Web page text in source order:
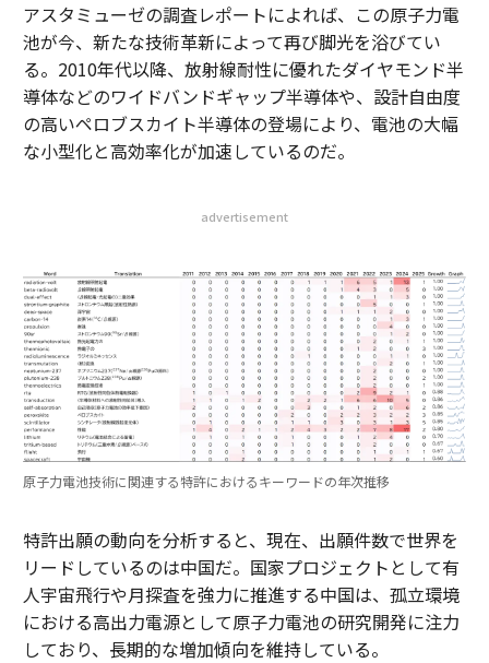
アスタミューゼの調査レポートによれば、この原子力電
池が今、新たな技術革新によって再び脚光を浴びてい
る。2010年代以降、放射線耐性に優れたダイヤモンド半
導体などのワイドバンドギャップ半導体や、設計自由度
の高いペロブスカイト半導体の登場により、電池の大幅
な小型化と高効率化が加速しているのだ。
advertisement
原子力電池技術に関連する特許におけるキーワードの年次推移
特許出願の動向を分析すると、現在、出願件数で世界を
リードしているのは中国だ。国家プロジェクトとして有
人宇宙飛行や月探査を強力に推進する中国は、孤立環境
における高出力電源として原子力電池の研究開発に注力
しており、長期的な増加傾向を維持している。